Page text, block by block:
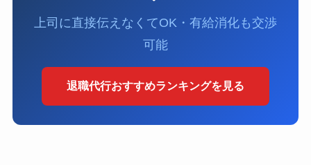
上司に直接伝えなくてOK・有給消化も交渉
可能
退職代行おすすめランキングを見る